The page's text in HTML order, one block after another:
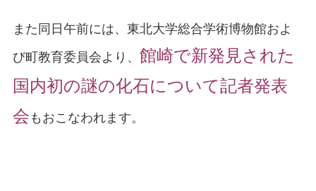
また同日午前には、東北大学総合学術博物館およ
び町教育委員会より、 館崎で新発見された
国内初の謎の化石について記者発表
会 もおこなわれます。